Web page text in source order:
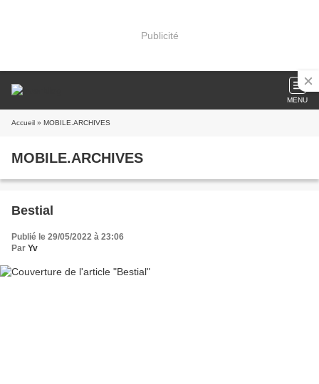
Publicité
MENU
Accueil » MOBILE.ARCHIVES
MOBILE.ARCHIVES
Bestial
Publié le 29/05/2022 à 23:06
Par Yv